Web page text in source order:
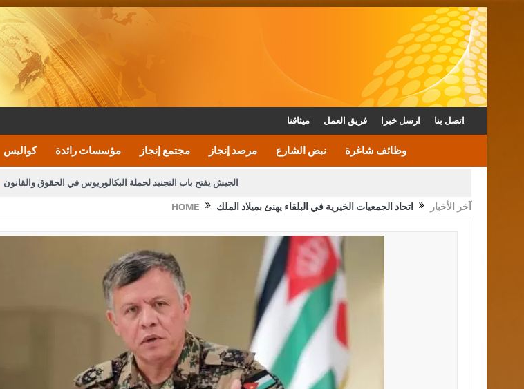
ميثاقنا فريق العمل ارسل خبرا اتصل بنا
كواليس مؤسسات رائدة مجتمع إنجاز مرصد إنجاز نبض الشارع وظائف شاغرة
الجيش يفتح باب التجنيد لحملة البكالوريوس في الحقوق والقانون
الأمن يتلف 16 مليون حبة كبتاجون و1480 كغم مواد مخدرة
القاضي يلتقي رؤساء تحرير الصحف اليومية ويؤكد حرص مجلس النواب على شراكة فاعلة مع
الملك يلتقي مجموعة من رفاق السلاح الملك يتلقى اتصالا هاتفيا من العاهل البحريني
HOME آخر الأخبار اتحاد الجمعيات الخيرية في البلقاء يهنئ بميلاد الملك